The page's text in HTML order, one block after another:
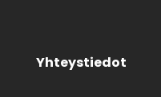
Yhteystiedot